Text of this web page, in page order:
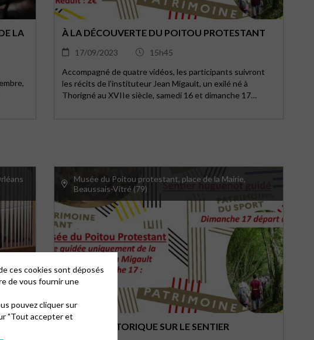
LA
À LA DÉCOUVERTE DU POITOU PROTESTANT
17/09/2023
15h45
Accompagné de quatre vidéos, les participants suivront
les récits de l'instituteur Jean Migault, un exilé né à
Thorigné au XVIIe siècle, samedi 16 et dimanche 17
Musée du Poitou protestant, place de la Mairie,
Beaussais-Vitré (79)
BALADE HISTORIQUE SUR LE SENTIER
ces cookies sont déposés
de vous fournir une
pouvez cliquer sur
"Tout accepter et